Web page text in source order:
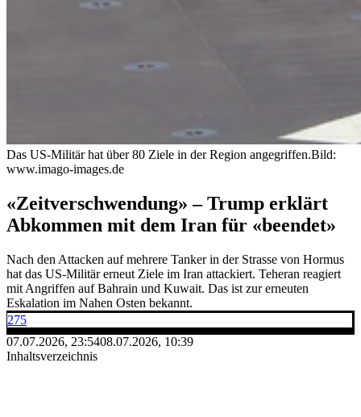
Das US-Militär hat über 80 Ziele in der Region angegriffen.Bild:
www.imago-images.de
«Zeitverschwendung» – Trump erklärt
Abkommen mit dem Iran für «beendet»
Nach den Attacken auf mehrere Tanker in der Strasse von Hormus
hat das US-Militär erneut Ziele im Iran attackiert. Teheran reagiert
mit Angriffen auf Bahrain und Kuwait. Das ist zur erneuten
Eskalation im Nahen Osten bekannt.
275
07.07.2026, 23:5408.07.2026, 10:39
Inhaltsverzeichnis